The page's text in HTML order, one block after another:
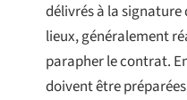
délivrés à la signature
lieux, généralement
parapher le contrat.
doivent être